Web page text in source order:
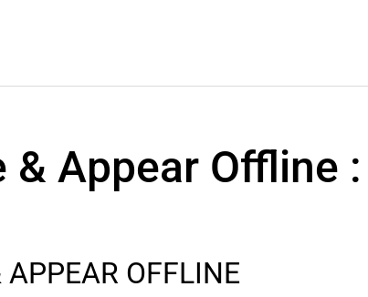
& Appear Offline
APPEAR OFFLINE